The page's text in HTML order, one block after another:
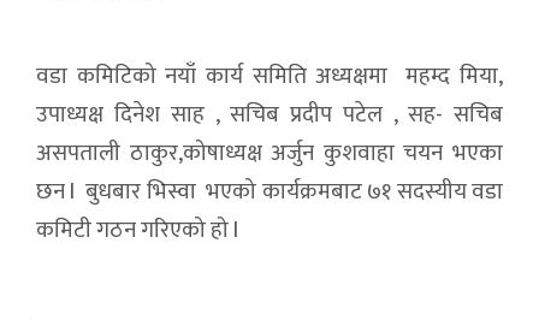
वडा कमिटिको नयाँ कार्य समिति अध्यक्षमा महम्द मिया,
उपाध्यक्ष दिनेश साह , सचिब प्रदीप पटेल , सह- सचिब
असपताली ठाकुर,कोषाध्यक्ष अर्जुन कुशवाहा चयन भएका
छन l बुधबार भिस्वा भएको कार्यक्रमबाट ७१ सदस्यीय वडा
कमिटी गठन गरिएको हो l